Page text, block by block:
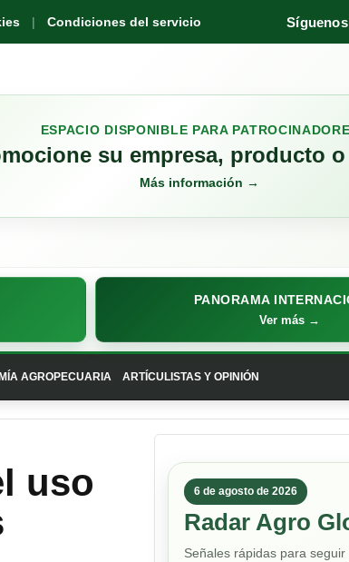
Condiciones del servicio
ESPACIO DISPONIBLE PARA
su empresa, producto
Más información →
PANORAMA
Ver más →
AGROPECUARIA ARTÍCULISTAS Y OPINIÓN
uso
6 de agosto de 2026
Radar Agro
Señales rápidas para seguir